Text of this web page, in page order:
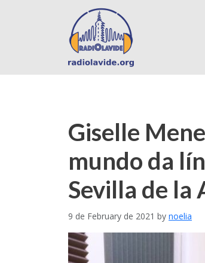
Giselle
mundo da
Sevilla de la
9 de February de 2021 by noelia